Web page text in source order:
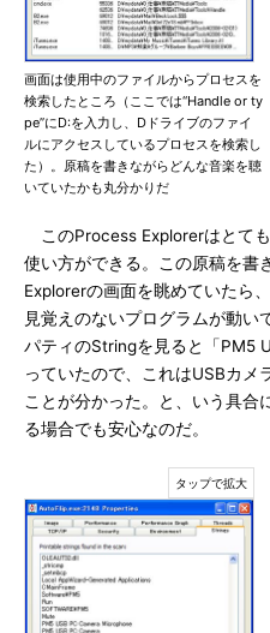
画面は使用中のファイルからプロセスを
検索したところ（ここでは“Handle or ty
pe”にD:を入力し、Dドライブのファイ
ルにアクセスしているプロセスを検索し
た）。原稿を書きながらどんな音楽を聴
いていたかも丸分かりだ
このProcess Explorerはとて
使い方ができる。この原稿を書
Explorerの画面を眺めていたら
見覚えのないプログラムが動い
パティのStringを見ると「PM5
っていたので、これはUSBカメ
ことが分かった。と、いう具合
る場合でも安心なのだ。